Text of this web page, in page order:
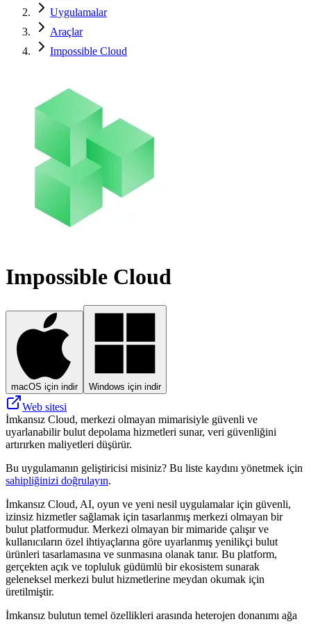
Uygulamalar
Araçlar
Impossible Cloud
Impossible Cloud
macOS için indir Windows için indir
Web sitesi
İmkansız Cloud, merkezi olmayan mimarisiyle güvenli ve
uyarlanabilir bulut depolama hizmetleri sunar, veri güvenliğini
artırırken maliyetleri düşürür.
Bu uygulamanın geliştiricisi misiniz? Bu liste kaydını yönetmek için
sahipliğinizi doğrulayın.
İmkansız Cloud, AI, oyun ve yeni nesil uygulamalar için güvenli,
izinsiz hizmetler sağlamak için tasarlanmış merkezi olmayan bir
bulut platformudur. Merkezi olmayan bir mimaride çalışır ve
kullanıcıların özel ihtiyaçlarına göre uyarlanmış yenilikçi bulut
ürünleri tasarlamasına ve sunmasına olanak tanır. Bu platform,
gerçekten açık ve topluluk güdümlü bir ekosistem sunarak
geleneksel merkezi bulut hizmetlerine meydan okumak için
üretilmiştir.
İmkansız bulutun temel özellikleri arasında heterojen donanımı ağa